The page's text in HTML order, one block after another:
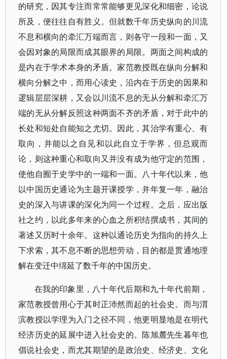
的研究，因其专注而常常能够更见深化和细密，论说
所及，便往往自有胜义。但就数千年历史纵向的川流
不息和横向的牵汇万端而言，则各守一段和一面，又
会因对象的局限而成其眼界的局限。两面之间构成的
是内在于学术本身的矛盾。家范教授既在纵向分解和
横向分解之中，而用心读史，沿内在于历史的因果和
逻辑层层深耕，又会以川流不息的无从分解和牵汇万
端的无从分解反照这种两面不齐的矛盾，对于此中的
长处和短处自能知之尤切。因此，其治学有重心、有
取向，并能以之自见和以此自立于学界，但总观而
论，则这种重心和取向又并没有成为他守定的范围，
使他自囿于史学中的一端和一面。八十年代以来，他
以中国历史通论为主题开课授学，并年复一年，融治
史的深入与讲课的深化为同一个过程。之后，应出版
社之约，以此多年来的心血之所积结撰成书，其间的
著述又历时十余年。这种以通论历史为指向的持久上
下求索，其不息不断的思想劳动，目的都是贯通地理
解在变迁中绵延了数千年的中国历史。
在我的印象里，八十年代后期和九十年代前期，
家范教授曾用心于其时正沛然而起的社会史。而与渭
滨教授以学理为入门之径不同，他更明显地是在明代
经济历史的延展中进入社会史的。陈旭麓先生暮年也
倡说社会史，而尤其期望的是政治史、经济史、文化